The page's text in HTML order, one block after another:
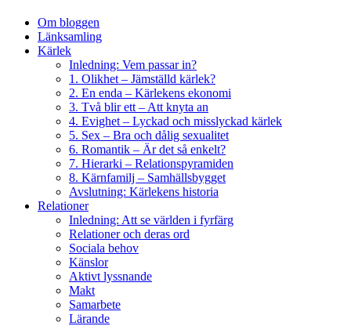
Om bloggen
Länksamling
Kärlek
Inledning: Vem passar in?
1. Olikhet – Jämställd kärlek?
2. En enda – Kärlekens ekonomi
3. Två blir ett – Att knyta an
4. Evighet – Lyckad och misslyckad kärlek
5. Sex – Bra och dålig sexualitet
6. Romantik – Är det så enkelt?
7. Hierarki – Relationspyramiden
8. Kärnfamilj – Samhällsbygget
Avslutning: Kärlekens historia
Relationer
Inledning: Att se världen i fyrfärg
Relationer och deras ord
Sociala behov
Känslor
Aktivt lyssnande
Makt
Samarbete
Lärande